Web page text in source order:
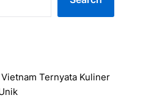
Ternyata Kuliner